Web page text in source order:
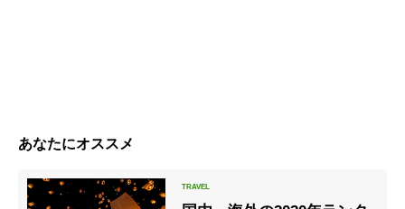
あなたにオススメ